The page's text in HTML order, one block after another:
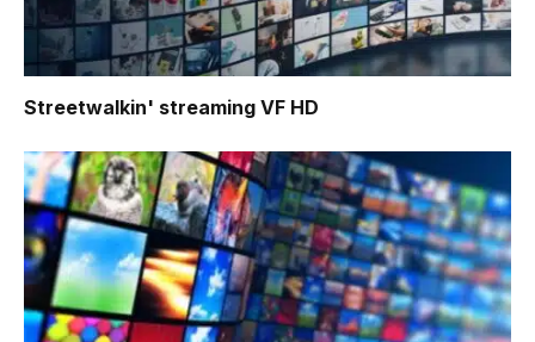
Streetwalkin' streaming VF HD